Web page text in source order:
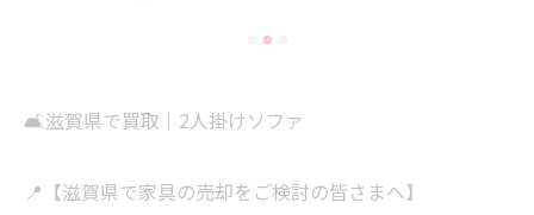
🛋滋賀県で買取｜2人掛けソファ
📍【滋賀県で家具の売却をご検討の皆さまへ】